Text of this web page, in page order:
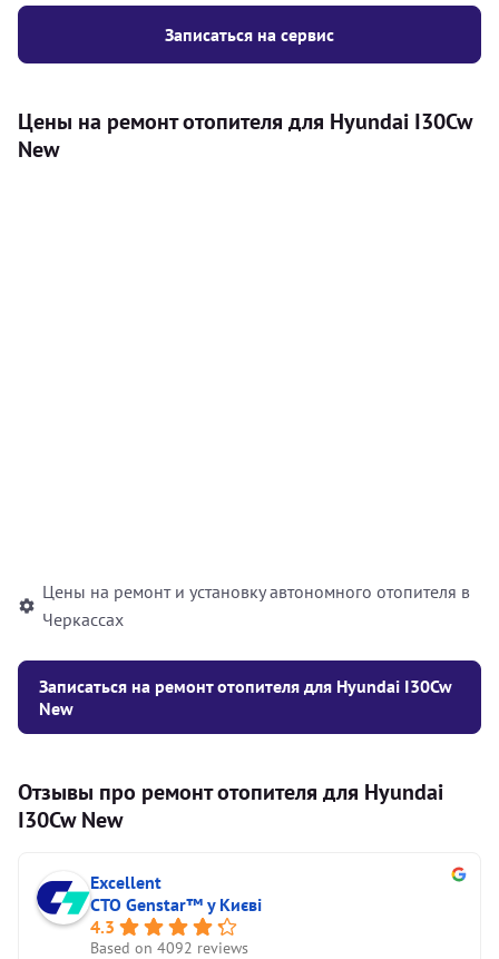
Записаться на сервис
Цены на ремонт отопителя для Hyundai I30Cw
New
Цены на ремонт и установку автономного отопителя в
Черкассах
Записаться на ремонт отопителя для Hyundai I30Cw
New
Отзывы про ремонт отопителя для Hyundai
I30Cw New
Excellent
СТО Genstar™ у Києві
4.3
Based on 4092 reviews